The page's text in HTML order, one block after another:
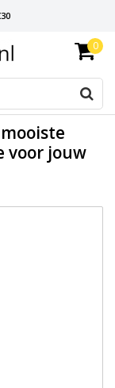
0
voor jouw